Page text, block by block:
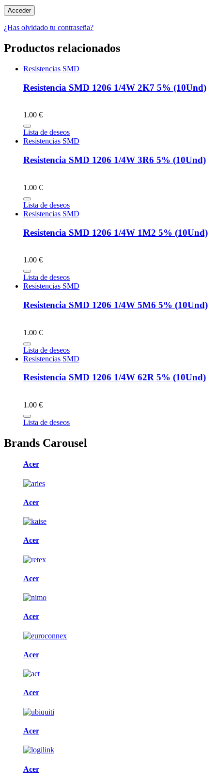
¿Has olvidado tu contraseña?
Productos relacionados
Resistencias SMD
Resistencia SMD 1206 1/4W 2K7 5% (10Und)
1.00 €
Lista de deseos
Resistencias SMD
Resistencia SMD 1206 1/4W 3R6 5% (10Und)
1.00 €
Lista de deseos
Resistencias SMD
Resistencia SMD 1206 1/4W 1M2 5% (10Und)
1.00 €
Lista de deseos
Resistencias SMD
Resistencia SMD 1206 1/4W 5M6 5% (10Und)
1.00 €
Lista de deseos
Resistencias SMD
Resistencia SMD 1206 1/4W 62R 5% (10Und)
1.00 €
Lista de deseos
Brands Carousel
Acer
Acer
Acer
Acer
Acer
Acer
Acer
Acer
Acer